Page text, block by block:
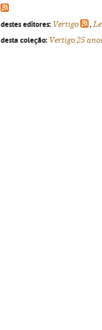
destes editores: Vertigo ,
desta coleção: Vertigo 25